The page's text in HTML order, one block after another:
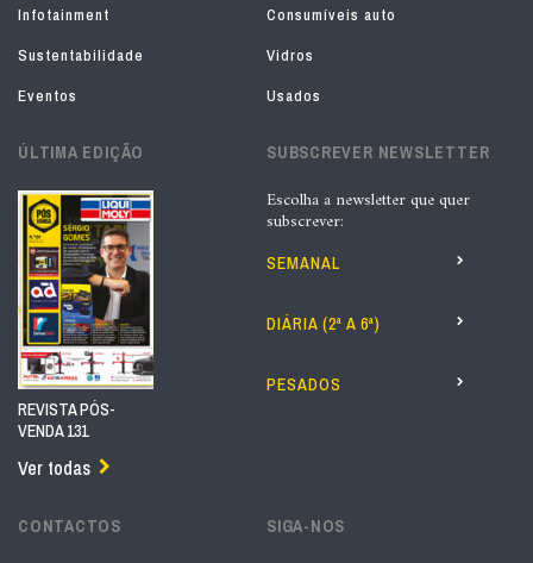
Infotainment
Consumíveis auto
Sustentabilidade
Vidros
Eventos
Usados
ÚLTIMA EDIÇÃO
REVISTA PÓS-
VENDA 131
Ver todas
SUBSCREVER NEWSLETTER
Escolha a newsletter que quer
subscrever:
SEMANAL
DIÁRIA (2ª A 6ª)
PESADOS
CONTACTOS SIGA-NOS